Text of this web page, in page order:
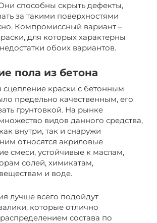
способны скрыть дефекты,
за такими поверхностями
Компромиссный вариант –
для которых характерны
обоих вариантов.
пола из бетона
сцепление краски с бетонным
предельно качественным, его
грунтовкой. На рынке
видов данного средства,
внутри, так и снаружи
относятся акриловые
смеси, устойчивые к маслам,
солей, химикатам,
и воде.
лучше всего подойдут
которые отлично
состава по